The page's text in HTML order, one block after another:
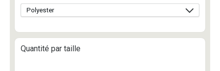
Quantité par taille